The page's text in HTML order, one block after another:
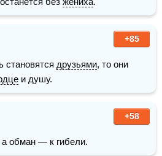
+85
становятся друзьями, то они
и душу.
+58
а обман — к гибели.